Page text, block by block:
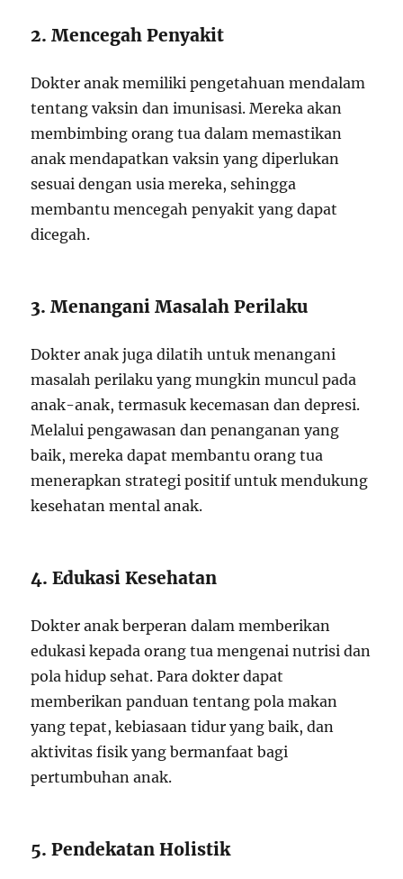
2. Mencegah Penyakit
Dokter anak memiliki pengetahuan mendalam
tentang vaksin dan imunisasi. Mereka akan
membimbing orang tua dalam memastikan
anak mendapatkan vaksin yang diperlukan
sesuai dengan usia mereka, sehingga
membantu mencegah penyakit yang dapat
dicegah.
3. Menangani Masalah Perilaku
Dokter anak juga dilatih untuk menangani
masalah perilaku yang mungkin muncul pada
anak-anak, termasuk kecemasan dan depresi.
Melalui pengawasan dan penanganan yang
baik, mereka dapat membantu orang tua
menerapkan strategi positif untuk mendukung
kesehatan mental anak.
4. Edukasi Kesehatan
Dokter anak berperan dalam memberikan
edukasi kepada orang tua mengenai nutrisi dan
pola hidup sehat. Para dokter dapat
memberikan panduan tentang pola makan
yang tepat, kebiasaan tidur yang baik, dan
aktivitas fisik yang bermanfaat bagi
pertumbuhan anak.
5. Pendekatan Holistik